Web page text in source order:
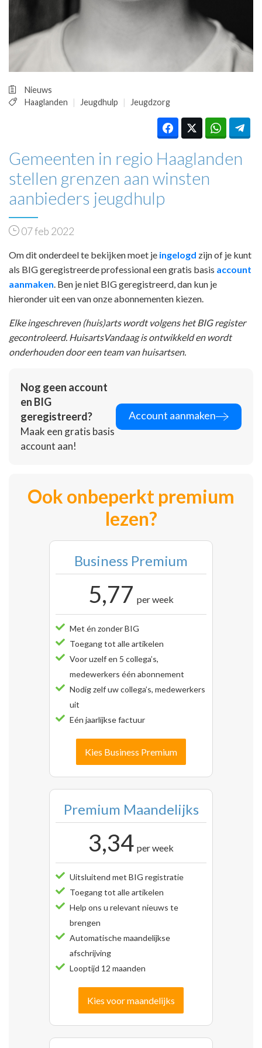
PRAKTIJKZAKEN
TARIEVEN
MEDISCHE VAKHANDEL
REGISTRATIE
Nieuws
Haaglanden
Jeugdhulp Jeugdzorg
Gemeenten in regio Haaglanden
stellen grenzen aan winsten
aanbieders jeugdhulp
07 feb 2022
Om dit onderdeel te bekijken moet je ingelogd zijn of je kunt
als BIG geregistreerde professional een gratis basis account
aanmaken . Ben je niet BIG geregistreerd, dan kun je
hieronder uit een van onze abonnementen kiezen.
Elke ingeschreven (huis)arts wordt volgens het BIG register
gecontroleerd. HuisartsVandaag is ontwikkeld en wordt
onderhouden door een team van huisartsen.
Nog geen account
en BIG
geregistreerd?
Maak een gratis basis
account aan!
Account aanmaken
Ook onbeperkt premium
lezen?
Business Premium
5,77 per week
Met én zonder BIG
Toegang tot alle artikelen
Voor uzelf en 5 collega’s,
medewerkers één abonnement
Nodig zelf uw collega’s, medewerkers
uit
Eén jaarlijkse factuur
Kies Business Premium
Premium Maandelijks
3,34 per week
Uitsluitend met BIG registratie
Toegang tot alle artikelen
Help ons u relevant nieuws te
brengen
Automatische maandelijkse
afschrijving
Looptijd 12 maanden
Kies voor maandelijks